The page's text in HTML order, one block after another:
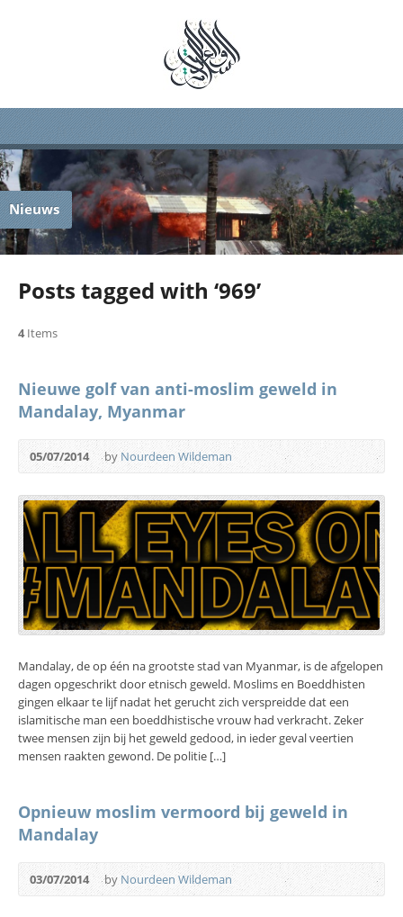
Nieuws
Posts tagged with ‘969’
4Items
Nieuwe golf van anti-moslim geweld in
Mandalay, Myanmar
05/07/2014 by Nourdeen Wildeman
Mandalay, de op één na grootste stad van Myanmar, is de afgelopen
dagen opgeschrikt door etnisch geweld. Moslims en Boeddhisten
gingen elkaar te lijf nadat het gerucht zich verspreidde dat een
islamitische man een boeddhistische vrouw had verkracht. Zeker
twee mensen zijn bij het geweld gedood, in ieder geval veertien
mensen raakten gewond. De politie […]
Opnieuw moslim vermoord bij geweld in
Mandalay
03/07/2014 by Nourdeen Wildeman